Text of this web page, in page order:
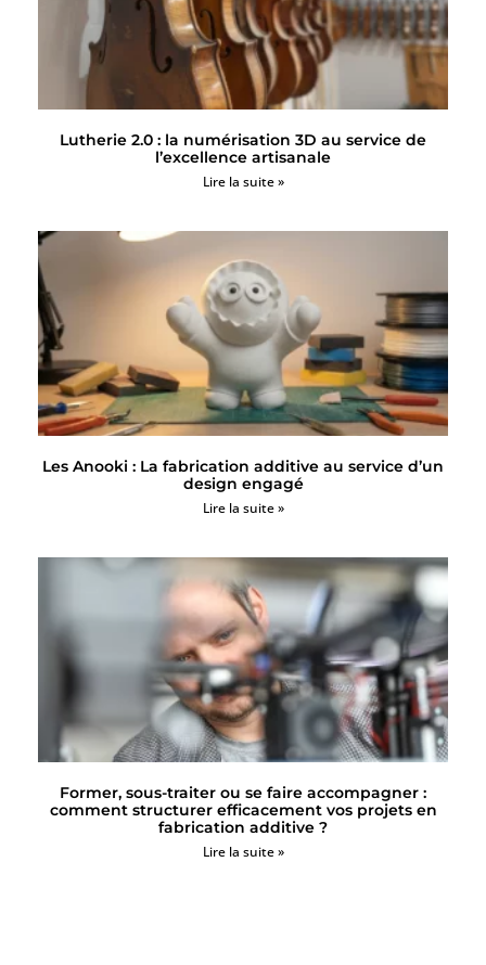
Lutherie 2.0 : la numérisation 3D au service de
l’excellence artisanale
Lire la suite »
Les Anooki : La fabrication additive au service d’un
design engagé
Lire la suite »
Former, sous-traiter ou se faire accompagner :
comment structurer efficacement vos projets en
fabrication additive ?
Lire la suite »